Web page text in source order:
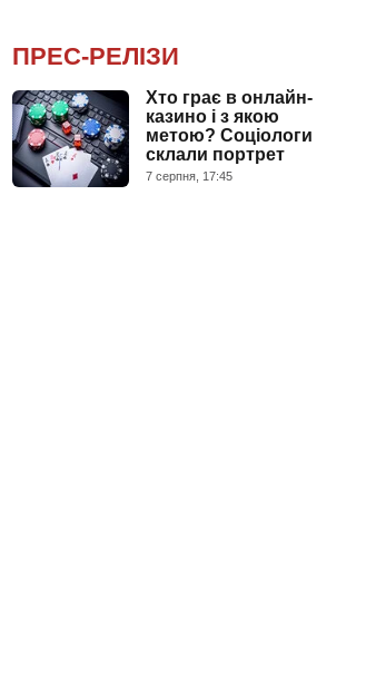
ПРЕС-РЕЛІЗИ
Хто грає в онлайн-
казино і з якою
метою? Соціологи
склали портрет
7 серпня, 17:45